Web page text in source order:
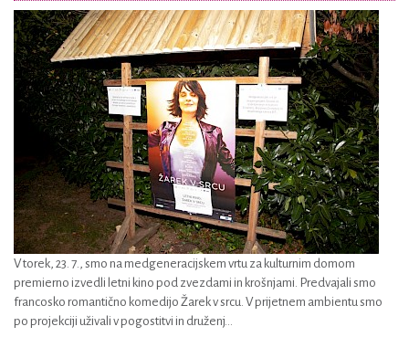
V torek, 23. 7., smo na medgeneracijskem vrtu za kulturnim domom
premierno izvedli letni kino pod zvezdami in krošnjami. Predvajali smo
francosko romantično komedijo Žarek v srcu. V prijetnem ambientu smo
po projekciji uživali v pogostitvi in druženj...